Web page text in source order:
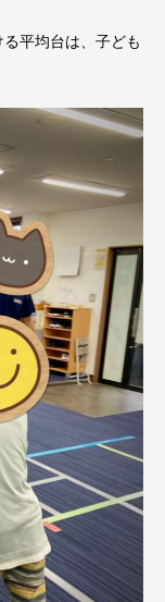
平均台は、子ども